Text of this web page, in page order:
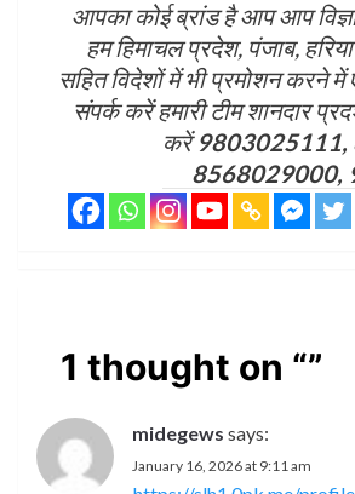
आपका कोई ब्रांड है आप आप
हम हिमाचल प्रदेश, पंजाब,
सहित विदेशों में भी प्रमोशन करने में
संपर्क करें हमारी टीम शानदार
करें
8568029000,
1 thought on “”
midegews says:
January 16, 2026 at 9:11 am